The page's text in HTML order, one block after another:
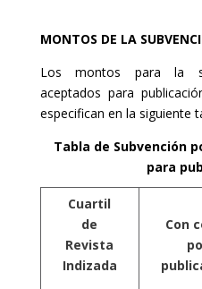
MONTOS DE LA
Los montos para la
aceptados para
especifican en la siguiente
Tabla de Subvención
para
Cuartil
de
Revista
Indizada
Con